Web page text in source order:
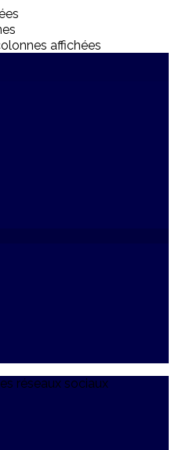
affichées
réseaux sociaux